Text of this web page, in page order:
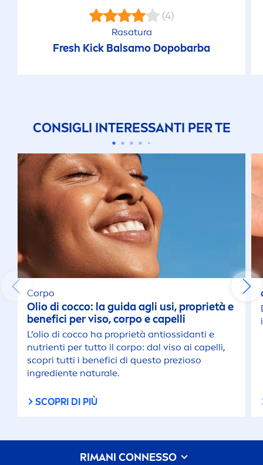
(4)
Rasatura
Fresh Kick Balsamo Dopobarba
CONSIGLI INTERESSANTI PER TE
Corpo
Olio di cocco: la guida agli usi, proprietà e
benefici per viso, corpo e capelli
L’olio di cocco ha proprietà antiossidanti e
nutrienti per tutto il corpo: dal viso ai capelli,
scopri tutti i benefici di questo prezioso
ingrediente naturale.
SCOPRI DI PIÙ
RIMANI CONNESSO